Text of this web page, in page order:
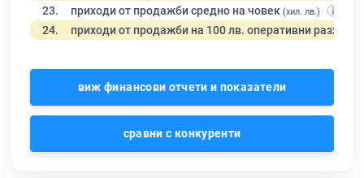
23. приходи от продажби средно на човек (хил. лв.)
24. приходи от продажби на 100 лв. оперативни разходи
виж финансови отчети и показатели
сравни с конкуренти